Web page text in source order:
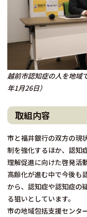
越前市認知症の人を地域
年1月26日）
取組内容
市と福井銀行の双方の現
制を強化するほか、認知
理解促進に向けた啓発活
高齢化が進む中で今後も
から、認知症や認知症の
る狙いとしています。
市の地域包括支援センタ